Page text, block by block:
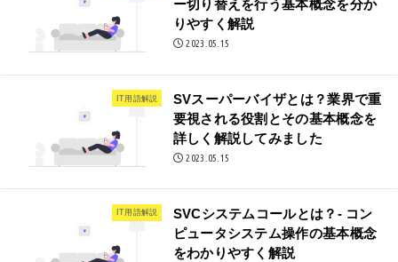
ー切り替えを行う基本概念を分か
りやすく解説
2023.05.15
IT用語解説
SVスーパーバイザとは？業界で重
要視される役割とその基本概念を
詳しく解説してみました
2023.05.15
IT用語解説
SVCシステムコールとは？- コン
ピュータシステム操作の基本概念
をわかりやすく解説